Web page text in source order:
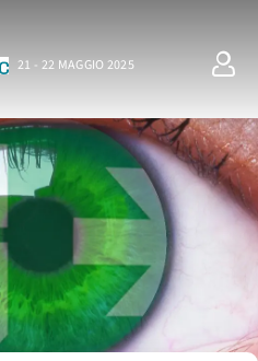
21 - 22 MAGGIO 2025